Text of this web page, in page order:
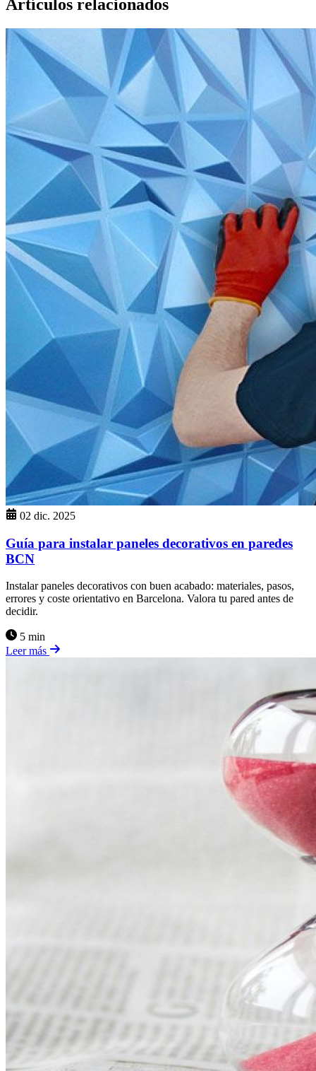
Artículos relacionados
02 dic. 2025
Guía para instalar paneles decorativos en paredes
BCN
Instalar paneles decorativos con buen acabado: materiales, pasos,
errores y coste orientativo en Barcelona. Valora tu pared antes de
decidir.
5 min
Leer más